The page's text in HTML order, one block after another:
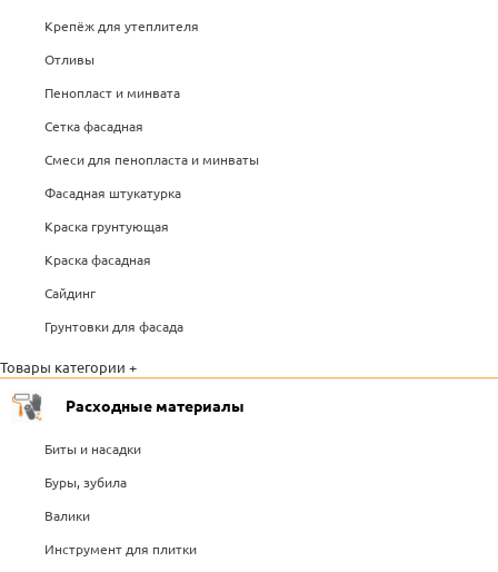
Крепёж для утеплителя
Отливы
Пенопласт и минвата
Сетка фасадная
Смеси для пенопласта и минваты
Фасадная штукатурка
Краска грунтующая
Краска фасадная
Сайдинг
Грунтовки для фасада
Товары категории +
Расходные материалы
Биты и насадки
Буры, зубила
Валики
Инструмент для плитки